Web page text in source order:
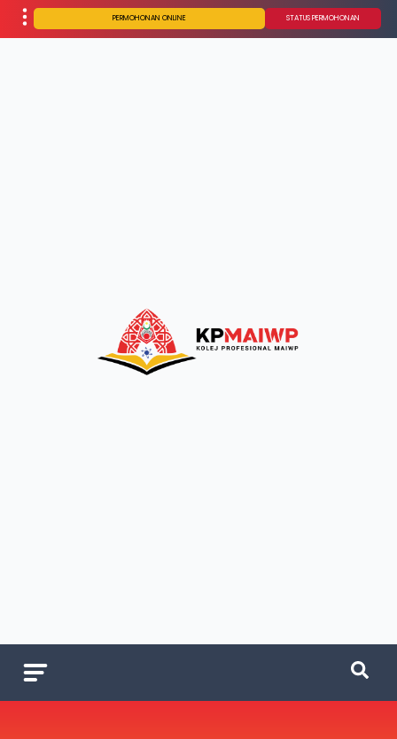
PERMOHONAN ONLINE STATUS PERMOHONAN